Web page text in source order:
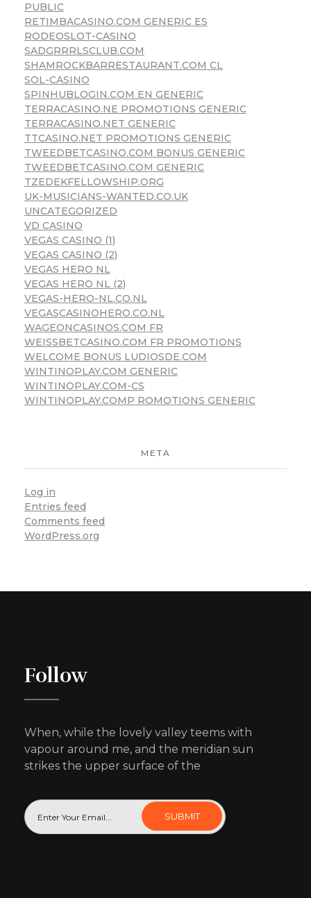
PUBLIC
RETIMBACASINO.COM GENERIC ES
RODEOSLOT-CASINO
SADGRRRLSCLUB.COM
SHAMROCKBARRESTAURANT.COM CL
SOL-CASINO
SPINHUBLOGIN.COM EN GENERIC
TERRACASINO.NE PROMOTIONS GENERIC
TERRACASINO.NET GENERIC
TTCASINO.NET PROMOTIONS GENERIC
TWEEDBETCASINO.COM BONUS GENERIC
TWEEDBETCASINO.COM GENERIC
TZEDEKFELLOWSHIP.ORG
UK-MUSICIANS-WANTED.CO.UK
UNCATEGORIZED
VD CASINO
VEGAS CASINO (1)
VEGAS CASINO (2)
VEGAS HERO NL
VEGAS HERO NL (2)
VEGAS-HERO-NL.CO.NL
VEGASCASINOHERO.CO.NL
WAGEONCASINOS.COM FR
WEISSBETCASINO.COM FR PROMOTIONS
WELCOME BONUS LUDIOSDE.COM
WINTINOPLAY.COM GENERIC
WINTINOPLAY.COM-CS
WINTINOPLAY.COMP ROMOTIONS GENERIC
META
Log in
Entries feed
Comments feed
WordPress.org
Follow
When, while the lovely valley teems with
vapour around me, and the meridian sun
strikes the upper surface of the